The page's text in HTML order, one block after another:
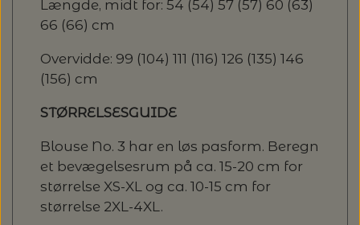
Længde, midt for: 54 (54) 57 (57) 60 (63)
66 (66) cm
Overvidde: 99 (104) 111 (116) 126 (135) 146
(156) cm
STØRRELSESGUIDE
Blouse No. 3 har en løs pasform. Beregn
et bevægelsesrum på ca. 15-20 cm for
størrelse XS-XL og ca. 10-15 cm for
størrelse 2XL-4XL.